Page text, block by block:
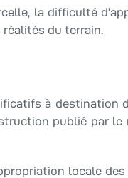
la difficulté
du terrain.
à destination
publié par le
locale